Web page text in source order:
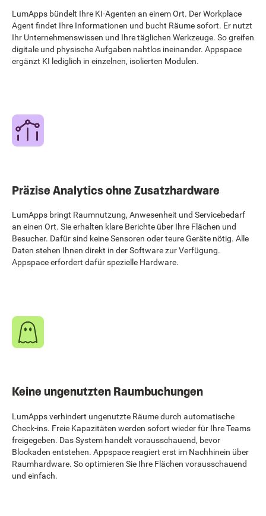
LumApps bündelt Ihre KI-Agenten an einem Ort. Der Workplace
Agent findet Ihre Informationen und bucht Räume sofort. Er nutzt
Ihr Unternehmenswissen und Ihre täglichen Werkzeuge. So greifen
digitale und physische Aufgaben nahtlos ineinander. Appspace
ergänzt KI lediglich in einzelnen, isolierten Modulen.
Präzise Analytics ohne Zusatzhardware
LumApps bringt Raumnutzung, Anwesenheit und Servicebedarf
an einen Ort. Sie erhalten klare Berichte über Ihre Flächen und
Besucher. Dafür sind keine Sensoren oder teure Geräte nötig. Alle
Daten stehen Ihnen direkt in der Software zur Verfügung.
Appspace erfordert dafür spezielle Hardware.
Keine ungenutzten Raumbuchungen
LumApps verhindert ungenutzte Räume durch automatische
Check-ins. Freie Kapazitäten werden sofort wieder für Ihre Teams
freigegeben. Das System handelt vorausschauend, bevor
Blockaden entstehen. Appspace reagiert erst im Nachhinein über
Raumhardware. So optimieren Sie Ihre Flächen vorausschauend
und einfach.